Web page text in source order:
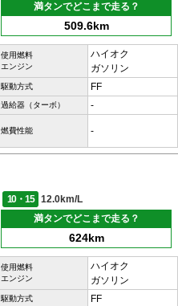
満タンでどこまで走る？
509.6km
使用燃料
エンジン
ハイオク
ガソリン
駆動方式 FF
過給器（ターボ） -
燃費性能 -
10・15
12.0km/L
満タンでどこまで走る？
624km
使用燃料
エンジン
ハイオク
ガソリン
駆動方式 FF